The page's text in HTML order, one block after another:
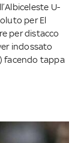
U-
per El
per distacco
indossato
facendo tappa